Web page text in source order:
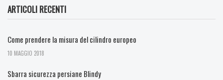
ARTICOLI RECENTI
Come prendere la misura del cilindro europeo
10 MAGGIO 2018
Sbarra sicurezza persiane Blindy